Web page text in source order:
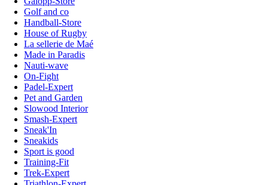
Golf and co
Handball-Store
House of Rugby
La sellerie de Maé
Made in Paradis
Nauti-wave
On-Fight
Padel-Expert
Pet and Garden
Slowood Interior
Smash-Expert
Sneak'In
Sneakids
Sport is good
Training-Fit
Trek-Expert